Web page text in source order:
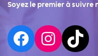
Soyez le premier à suivre